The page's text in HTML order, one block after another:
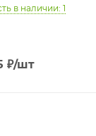
в наличии: 1
₽/шт